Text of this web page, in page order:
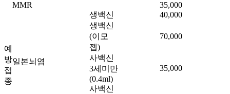
예
방
접
종
MMR
35,000
일본뇌염
생백신
40,000
생백신
(이모
젭)
70,000
사백신
3세미만
(0.4ml)
35,000
사백신